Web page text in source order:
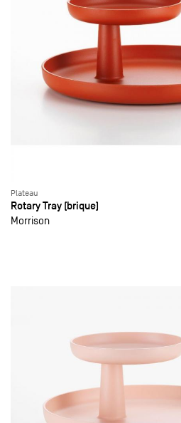
Plateau
Rotary Tray (brique)
Morrison